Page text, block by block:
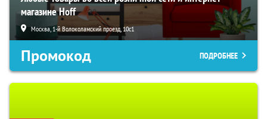
магазине Hoff
Москва, 1-й Волоколамский проезд, 10с1
Промокод ПОДРОБНЕЕ